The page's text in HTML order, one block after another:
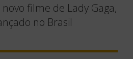
filme de Lady Gaga,
no Brasil